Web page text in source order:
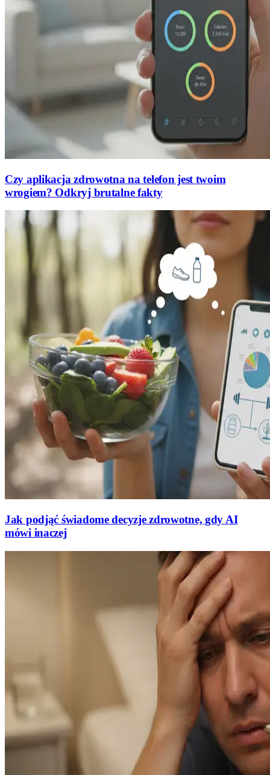
Czy aplikacja zdrowotna na telefon jest twoim
wrogiem? Odkryj brutalne fakty
Jak podjąć świadome decyzje zdrowotne, gdy AI
mówi inaczej